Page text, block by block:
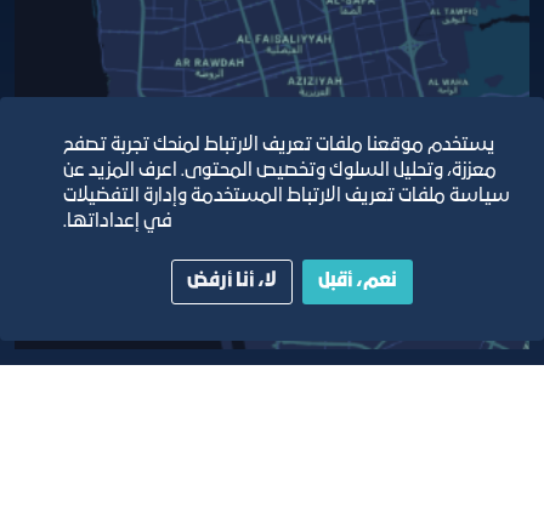
يستخدم موقعنا ملفات تعريف الارتباط لمنحك تجربة تصفح
معززة، وتحليل السلوك وتخصيص المحتوى. اعرف المزيد عن
سياسة ملفات تعريف الارتباط المستخدمة وإدارة التفضيلات
في إعداداتها.
نعم، أقبل لا، أنا أرفض